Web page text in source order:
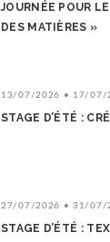
JOURNÉE POUR
DES MATIÈRES »
13/07/2026 • 17/07/
STAGE D’ÉTÉ :
27/07/2026 • 31/07/
STAGE D’ÉTÉ :